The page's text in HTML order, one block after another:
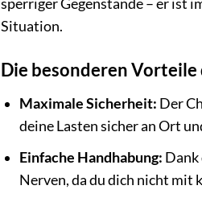
Situation.
Die besonderen Vorteile
Maximale Sicherheit: Der
deine Lasten sicher an Ort
Einfache Handhabung: Dank
Nerven, da du dich nicht mit